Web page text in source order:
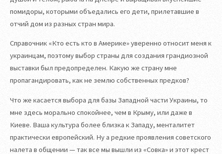
помидоры, которыми объедались его дети, прилетавшие в
отчий дом из разных стран мира.
Справочник «Кто есть кто в Америке» уверенно относит меня к
украинцам, поэтому выбор страны для создания грандиозной
выставки был предопределен. Какую же страну мне
пропагандировать, как не землю собственных предков?
Что же касается выбора для базы Западной части Украины, то
мне здесь морально спокойнее, чем в Крыму, или даже в
Киеве. Ваша культура более близка к Западу, менталитет
практически европейский. Ну а редкие проявления советского
налета в общении — так все мы вышли из «Совка» и этот крест